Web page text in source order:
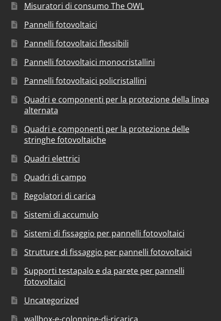
Misuratori di consumo The OWL
Pannelli fotovoltaici
Pannelli fotovoltaici flessibili
Pannelli fotovoltaici monocristallini
Pannelli fotovoltaici policristallini
Quadri e componenti per la protezione della linea
alternata
Quadri e componenti per la protezione delle
stringhe fotovoltaiche
Quadri elettrici
Quadri di campo
Regolatori di carica
Sistemi di accumulo
Sistemi di fissaggio per pannelli fotovoltaici
Strutture di fissaggio per pannelli fotovoltaici
Supporti testapalo e da parete per pannelli
fotovoltaici
Uncategorized